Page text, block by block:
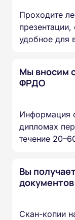
Проходите
удобное для
Мы вносим
ФРДО
Информация
дипломах
течение
Вы
документов
Скан-копии